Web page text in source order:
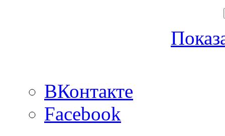
ВКонтакте
Facebook